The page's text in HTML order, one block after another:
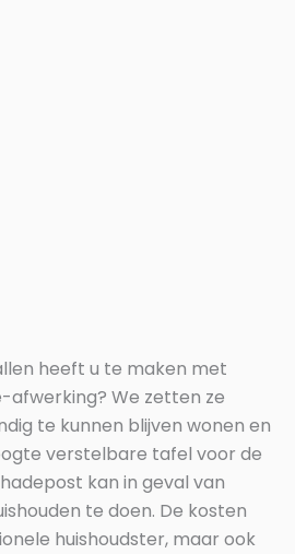
heeft u te maken met
afwerking? We zetten ze
te kunnen blijven wonen en
verstelbare tafel voor de
kan in geval van
te doen. De kosten
huishoudster, maar ook